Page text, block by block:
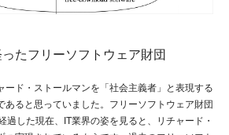
たフリーソフトウェア財団
ード・ストールマンを「社会主義者」と表現する
あると思っていました。フリーソフトウェア財団
過した現在、IT業界の姿を見ると、リチャード・